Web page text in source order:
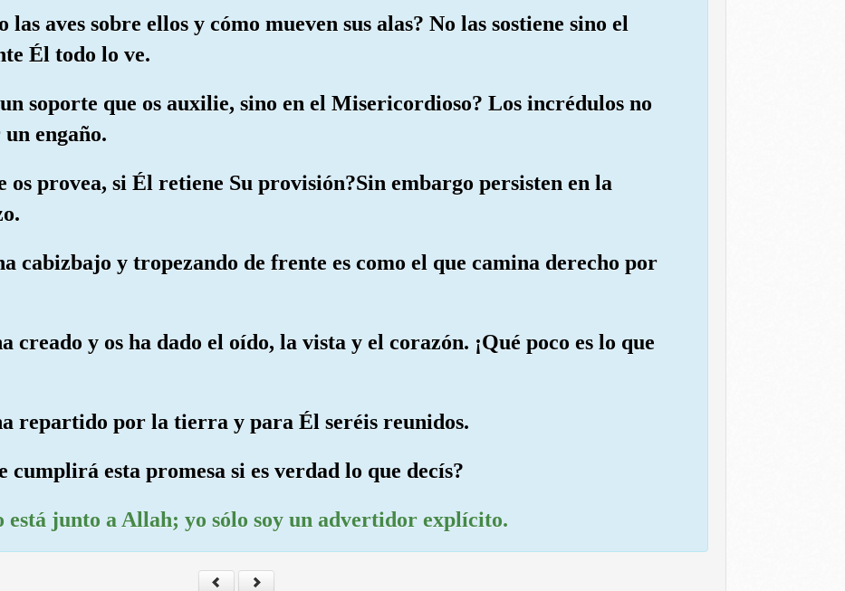
las aves sobre ellos y cómo mueven sus alas? No las sostiene sino el
Él todo lo ve.
soporte que os auxilie, sino en el Misericordioso? Los incrédulos no
engaño.
os provea, si Él retiene Su provisión?Sin embargo persisten en la
cabizbajo y tropezando de frente es como el que camina derecho por
creado y os ha dado el oído, la vista y el corazón. ¡Qué poco es lo que
repartido por la tierra y para Él seréis reunidos.
cumplirá esta promesa si es verdad lo que decís?
junto a Allah; yo sólo soy un advertidor explícito.